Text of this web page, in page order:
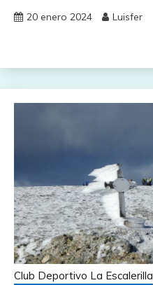
20 enero 2024 Luisfer
Club Deportivo La Escalerilla